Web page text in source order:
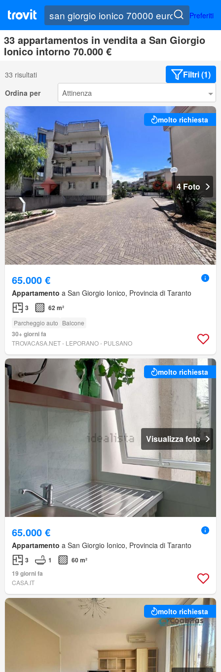
Preferiti
33 appartamentos in vendita a San Giorgio
Ionico intorno 70.000 €
33 risultati Filtri (1)
Ordina per
molto richiesta
4 Foto
65.000 €
Appartamento a San Giorgio Ionico, Provincia di Taranto
3 62 m²
Parcheggio auto Balcone
30+ giorni fa
TROVACASA.NET - LEPORANO - PULSANO
molto richiesta
Visualizza foto
65.000 €
Appartamento a San Giorgio Ionico, Provincia di Taranto
3 1
60 m²
19 giorni fa
CASA.IT
molto richiesta